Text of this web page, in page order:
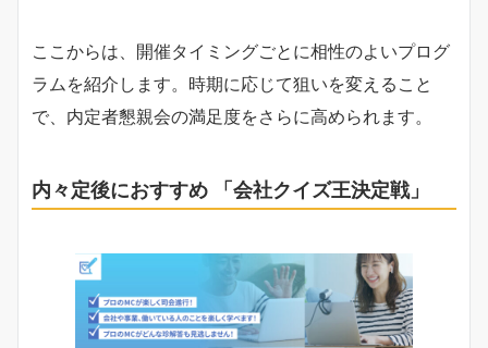
ここからは、開催タイミングごとに相性のよいプログ
ラムを紹介します。時期に応じて狙いを変えること
で、内定者懇親会の満足度をさらに高められます。
内々定後におすすめ 「会社クイズ王決定戦」